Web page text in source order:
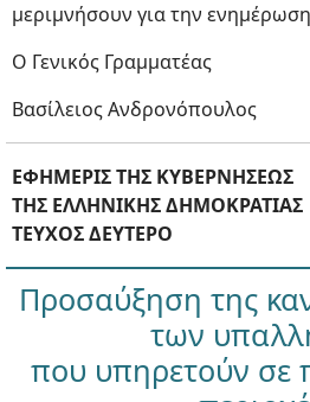
μεριμνήσουν για την
Ο Γενικός Γραμματέας
Βασίλειος Ανδρονόπουλος
ΕΦΗΜΕΡΙΣ ΤΗΣ ΚΥΒΕΡΝΗΣΕΩΣ
ΤΗΣ ΕΛΛΗΝΙΚΗΣ ΔΗΜΟΚΡΑΤΙΑΣ
ΤΕΥΧΟΣ ΔΕΥΤΕΡΟ
Προσαύξηση της
των
που υπηρετούν σε